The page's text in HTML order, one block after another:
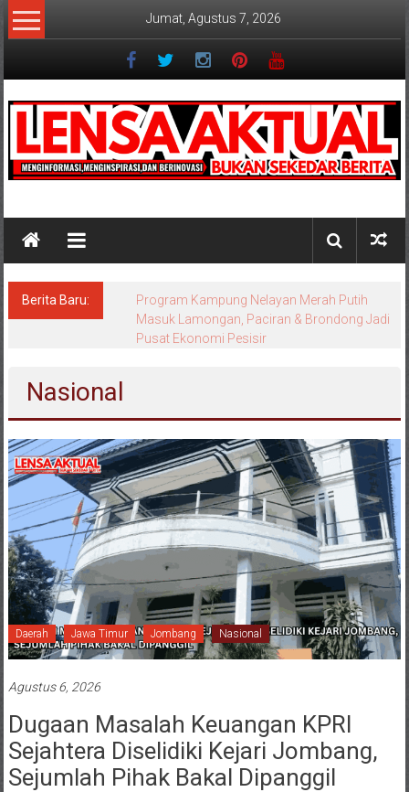
Lompat
ke
Jumat, Agustus 7, 2026
Berita Baru:
Program Kampung Nelayan Merah Putih
Masuk Lamongan, Paciran & Brondong Jadi
Pusat Ekonomi Pesisir
Nasional
Daerah Jawa Timur Jombang Nasional
Agustus 6, 2026
Dugaan Masalah Keuangan KPRI
Sejahtera Diselidiki Kejari Jombang,
Sejumlah Pihak Bakal Dipanggil